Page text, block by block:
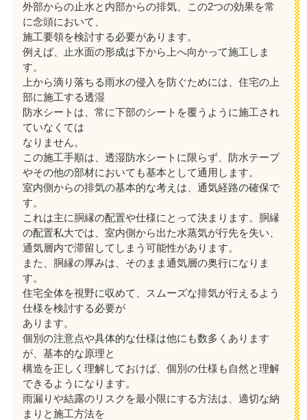
外部からの止水と内部からの排気、この2つの効果を常
に念頭において、
施工要領を検討する必要があります。
例えば、止水面の形成は下から上へ向かって施工しま
す。
上から滴り落ちる雨水の侵入を防ぐためには、住宅の上
部に施工する透湿
防水シートは、常に下部のシートを覆うように施工され
ていなくては
なりません。
この施工手順は、透湿防水シートに限らず、防水テープ
やその他の部材においても基本として通用します。
室内側からの排気の基本的な考えは、通気経路の確保で
す。
これは主に胴縁の配置や仕様にとって決まります。胴縁
の配置私大では、室内側から出た水蒸気が行先を失い、
通気層内で滞留してしまう可能性があります。
また、胴縁の厚みは、そのまま通気層の奥行になりま
す。
住宅全体を視野に収めて、スムーズな排気が行えるよう
仕様を検討する必要が
あります。
個別の注意点や具体的な仕様は他にも数多くあります
が、基本的な原理と
構造を正しく理解しておけば、個別の仕様も自然と理解
できるようになります。
雨漏りや結露のリスクを最小限にする方法は、適切な納
まりと施工方法を